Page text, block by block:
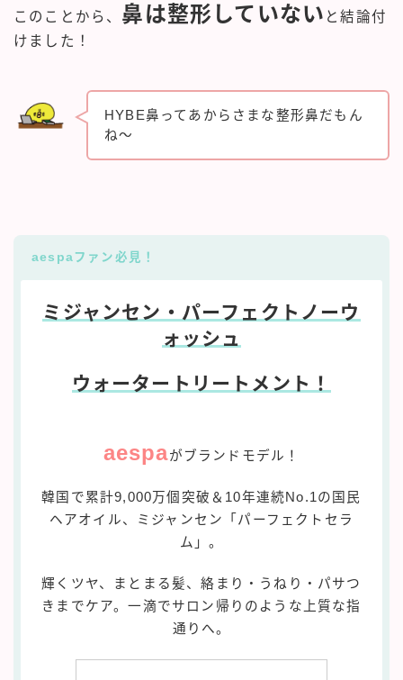
このことから、 鼻は整形していない と結論付
けました！
HYBE鼻ってあからさまな整形鼻だもん
ね～
aespaファン必見！
ミジャンセン・パーフェクトノーウ
ォッシュ
ウォータートリートメント！
aespaがブランドモデル！
韓国で累計9,000万個突破＆10年連続No.1の国民
ヘアオイル、ミジャンセン「パーフェクトセラ
ム」。
輝くツヤ、まとまる髪、絡まり・うねり・パサつ
きまでケア。一滴でサロン帰りのような上質な指
通りへ。